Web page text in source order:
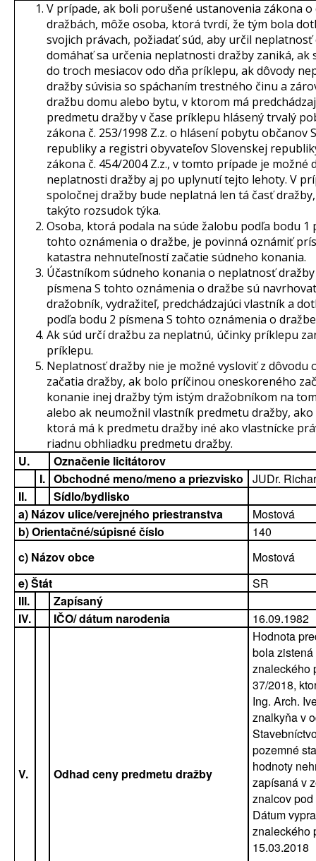
V prípade, ak boli porušené ustanovenia zákona
dražbách, môže osoba, ktorá tvrdí, že tým bola
svojich právach, požiadať súd, aby určil neplatnosť
domáhať sa určenia neplatnosti dražby zaniká, ak
do troch mesiacov odo dňa príklepu, ak dôvody
dražby súvisia so spáchaním trestného činu a
dražbu domu alebo bytu, v ktorom má
predmetu dražby v čase príklepu hlásený trvalý
zákona č. 253/1998 Z.z. o hlásení pobytu občanov
republiky a registri obyvateľov Slovenskej
zákona č. 454/2004 Z.z., v tomto prípade je možné
neplatnosti dražby aj po uplynutí tejto lehoty. V
spoločnej dražby bude neplatná len tá časť
takýto rozsudok týka.
Osoba, ktorá podala na súde žalobu podľa bodu 1
tohto oznámenia o dražbe, je povinná oznámiť
katastra nehnuteľností začatie súdneho konania.
Účastníkom súdneho konania o neplatnosť
písmena S tohto oznámenia o dražbe sú
dražobník, vydražiteľ, predchádzajúci vlastník a
podľa bodu 2 písmena S tohto oznámenia o
Ak súd určí dražbu za neplatnú, účinky príklepu
príklepu.
Neplatnosť dražby nie je možné vysloviť z dôvodu
začatia dražby, ak bolo príčinou oneskoreného
konanie inej dražby tým istým dražobníkom na
alebo ak neumožnil vlastník predmetu dražby, ako
ktorá má k predmetu dražby iné ako vlastnícke
riadnu obhliadku predmetu dražby.
U.
Označenie licitátorov
I. Obchodné meno/meno a priezvisko
JUDr.
II.
Sídlo/bydlisko
a) Názov ulice/verejného priestranstva
Mostová
b) Orientačné/súpisné číslo
140
c) Názov obce
Mostová
e) Štát
SR
III.
Zapísaný
IV.
IČO/ dátum narodenia 16.09.1982
V. Odhad ceny predmetu dražby
Hodnota
bola
znaleckého
37/2018,
Ing. Arch.
znalkyňa v
pozemné
hodnoty
zapísaná v
znalcov
Dátum
znaleckého
15.03.2018